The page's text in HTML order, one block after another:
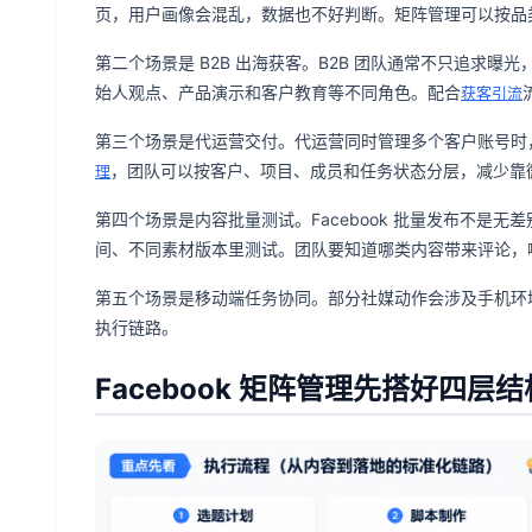
页，用户画像会混乱，数据也不好判断。矩阵管理可以按
第二个场景是 B2B 出海获客。B2B 团队通常不只追求曝
始人观点、产品演示和客户教育等不同角色。配合获客引流
第三个场景是代运营交付。代运营同时管理多个客户账号
理，团队可以按客户、项目、成员和任务状态分层，减少
第四个场景是内容批量测试。Facebook 批量发布不是无
间、不同素材版本里测试。团队要知道哪类内容带来评论
第五个场景是移动端任务协同。部分社媒动作会涉及手机
执行链路。
Facebook 矩阵管理先搭好四层结